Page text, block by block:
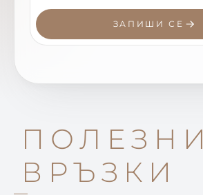
ЗАПИШИ СЕ
ПОЛЕЗНИ
ВРЪЗКИ